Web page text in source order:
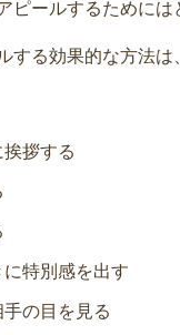
ピールするために
する効果的な方法は
拶する
特別感を出す
の目を見る